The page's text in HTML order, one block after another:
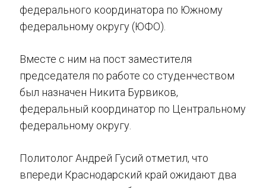
федерального координатора по Южному
федеральному округу (ЮФО).
Вместе с ним на пост заместителя
председателя по работе со студенчеством
был назначен Никита Бурвиков,
федеральный координатор по Центральному
федеральному округу.
Политолог Андрей Гусий отметил, что
впереди Краснодарский край ожидают два